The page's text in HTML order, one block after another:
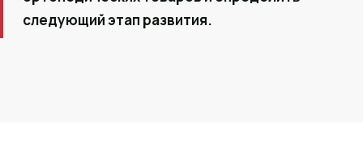
следующий этап развития.